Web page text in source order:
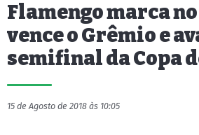
Flamengo marca
vence o Grêmio e
semifinal da Copa
15 de Agosto de 2018 às 10:05